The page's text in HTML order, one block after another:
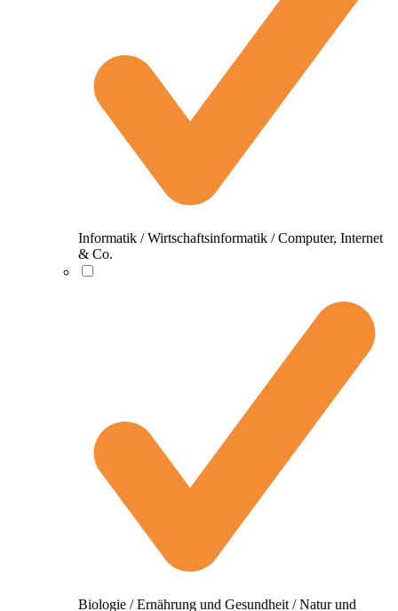
Informatik / Wirtschaftsinformatik / Computer, Internet
& Co.
Biologie / Ernährung und Gesundheit / Natur und